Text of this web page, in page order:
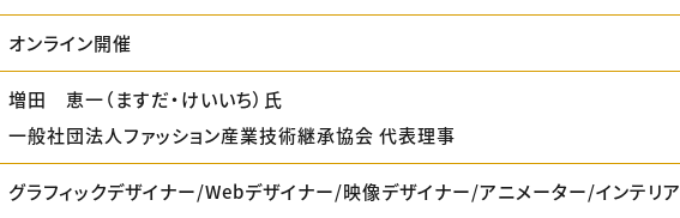
オンライン開催
増田 恵一（ますだ・けいいち）氏
一般社団法人ファッション産業技術継承協会 代表理事
グラフィックデザイナー/Webデザイナー/映像デザイナー/アニメーター/インテリア